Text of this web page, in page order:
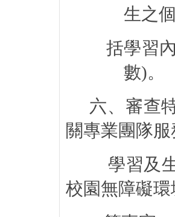
生之
括學習內
數)。
六、 審查
關專業團隊
學習及
校園無障礙